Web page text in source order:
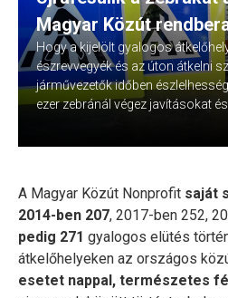
Magyar Közút
átkelőhelyek környékét
Hogy a kijelölt gyalogos
észrevvegyék és az úton átkelni
járművezetők időben
ezer zebránál végez javításokat
A Magyar Közút Nonprofit saját
2014-ben 207, 2017-ben 252,
pedig 271 gyalogos elütés
átkelőhelyeken az országos
esetet nappal, természetes